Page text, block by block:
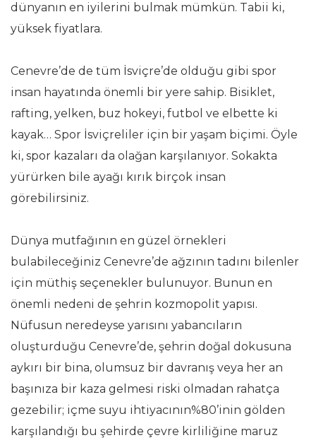
dünyanın en iyilerini bulmak mümkün. Tabii ki,
yüksek fiyatlara.
Cenevre’de de tüm İsviçre’de olduğu gibi spor
insan hayatında önemli bir yere sahip. Bisiklet,
rafting, yelken, buz hokeyi, futbol ve elbette ki
kayak… Spor İsviçreliler için bir yaşam biçimi. Öyle
ki, spor kazaları da olağan karşılanıyor. Sokakta
yürürken bile ayağı kırık birçok insan
görebilirsiniz.
Dünya mutfağının en güzel örnekleri
bulabileceğiniz Cenevre’de ağzının tadını bilenler
için müthiş seçenekler bulunuyor. Bunun en
önemli nedeni de şehrin kozmopolit yapısı.
Nüfusun neredeyse yarısını yabancıların
oluşturduğu Cenevre’de, şehrin doğal dokusuna
aykırı bir bina, olumsuz bir davranış veya her an
başınıza bir kaza gelmesi riski olmadan rahatça
gezebilir; içme suyu ihtiyacının%80’inin gölden
karşılandığı bu şehirde çevre kirliliğine maruz